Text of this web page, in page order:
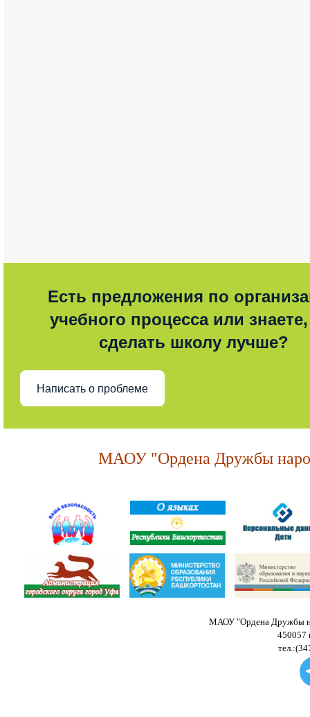
Есть предложения по
учебного процесса или знаете,
сделать школу лучше?
Написать о проблеме
МАОУ "Ордена Дружбы
МАОУ "Ордена Дружбы
450057